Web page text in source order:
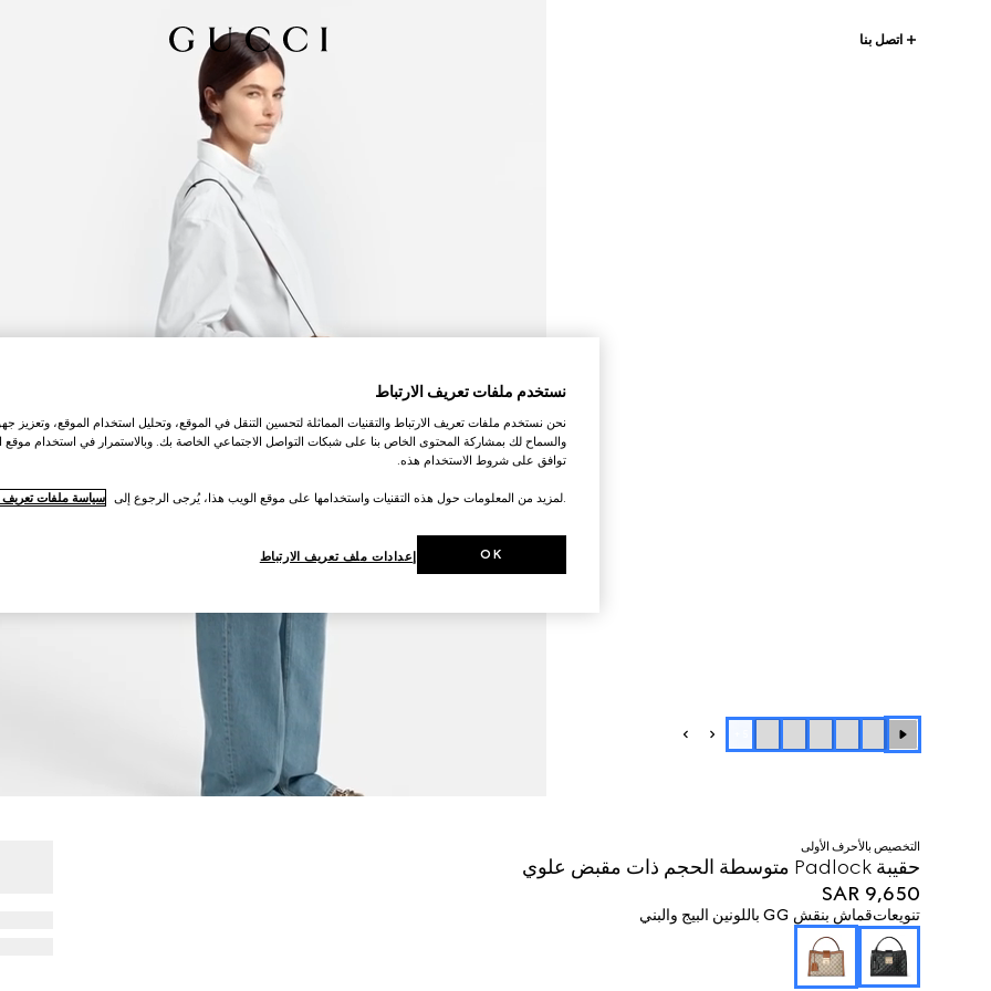
اتصل بنا
التخصيص بالأحرف الأولى
حقيبة Padlock متوسطة الحجم ذات مقبض علوي
SAR 9,650
تنويعاتقماش بنقش GG باللونين البيج والبني
نستخدم ملفات تعريف الارتباط
نحن نستخدم ملفات تعريف الارتباط والتقنيات المماثلة لتحسين التنقل في الموقع، وتحليل استخدام الموقع، وتعزيز
والسماح لك بمشاركة المحتوى الخاص بنا على شبكات التواصل الاجتماعي الخاصة بك. وبالاستمرار في استخدام موقع
توافق على شروط الاستخدام هذه.
.لمزيد من المعلومات حول هذه التقنيات واستخدامها على موقع الويب هذا، يُرجى الرجوع إلى سياسة ملفات تعريف
إعدادات ملف تعريف الارتباط OK